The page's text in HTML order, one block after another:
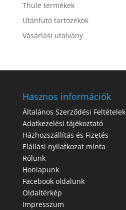
Thule termékek
Utánfutó tartozékok
Vásárlási utalvány
Hasznos információk
Általános Szerződési Feltételek
Adatkezelési tájékoztató
Házhozszállítás és Fizetés
Elállási nyilatkozat minta
Rólunk
Honlapunk
Facebook oldalunk
Oldaltérkép
Impresszum